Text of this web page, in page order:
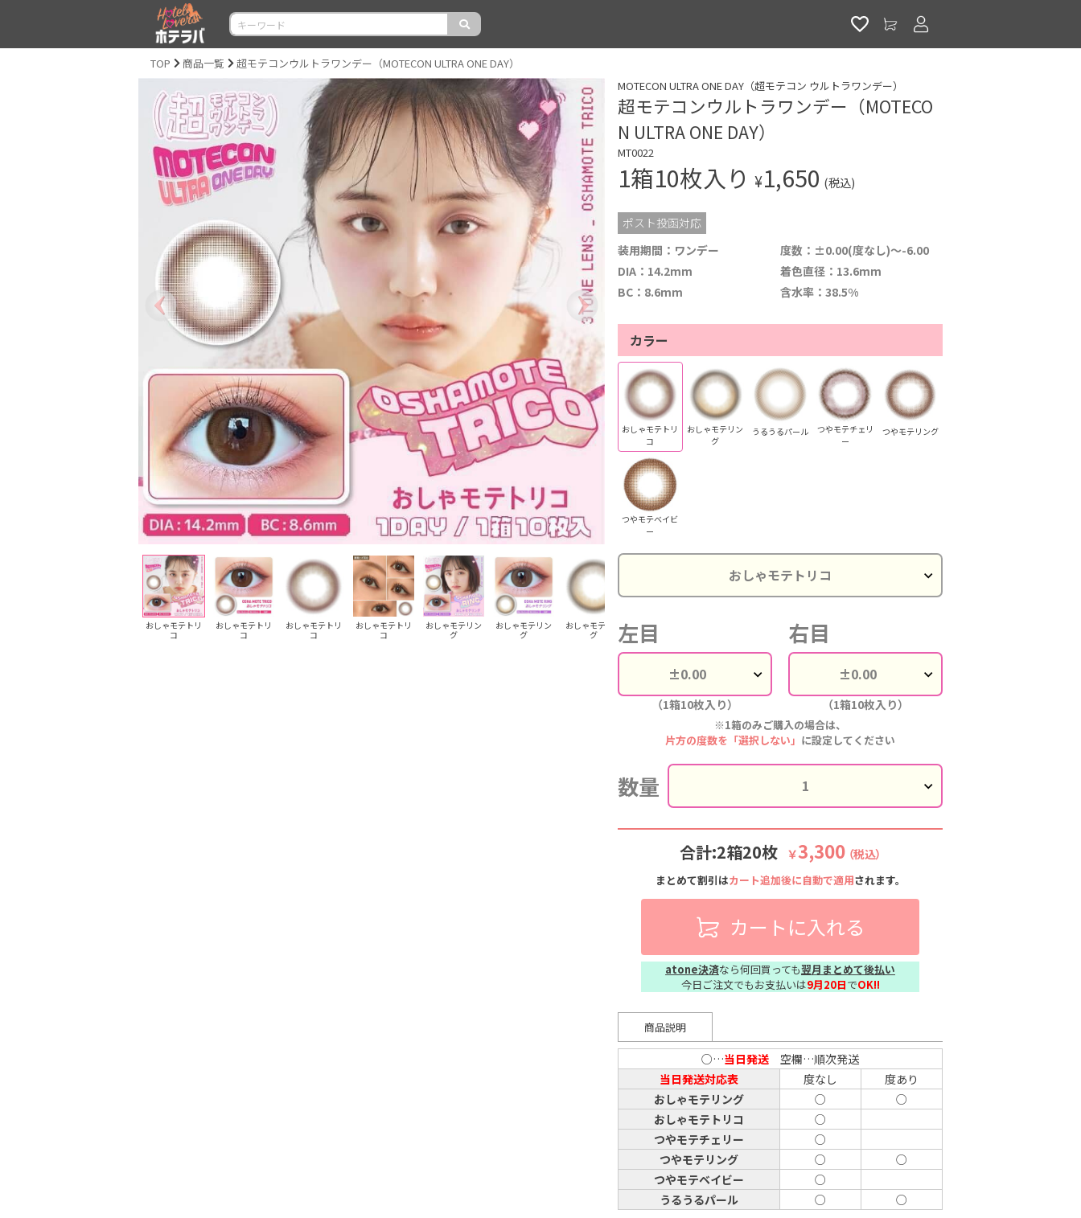
TOP 商品一覧 超モテコンウルトラワンデー（MOTECON ULTRA ONE DAY）
おしゃモテトリ
コ
おしゃモテトリ
コ
おしゃモテトリ
コ
おしゃモテトリ
コ
おしゃモテリン
グ
おしゃモテリン
グ
おしゃモテリン
グ
おしゃモテリン
うるうるパール
MOTECON ULTRA ONE DAY（超モテコン ウルトラワンデー）
超モテコンウルトラワンデー（MOTECO
N ULTRA ONE DAY）
MT0022
1箱10枚入り ¥1,650 (税込)
ポスト投函対応
装用期間：ワンデー
度数：±0.00(度なし)～-6.00
DIA：14.2mm
着色直径：13.6mm
BC：8.6mm
含水率：38.5%
カラー
おしゃモテトリ
コ
おしゃモテリン
グ
うるうるパール
つやモテチェリ
ー
つやモテリング
つやモテベイビ
ー
左目
（1箱10枚入り）
右目
（1箱10枚入り）
※1箱のみご購入の場合は、
片方の度数を「選択しない」 に設定してください
数量
合計:2箱20枚 ￥3,300 （税込）
まとめて割引はカート追加後に自動で適用されます。
カートに入れる
atone決済なら何回買っても翌月まとめて後払い
今日ご注文でもお支払いは9月20日でOK!!
商品説明
○…当日発送 空欄…順次発送
当日発送対応表
度なし
度あり
おしゃモテリング
○
○
おしゃモテトリコ
○
つやモテチェリー
○
つやモテリング
○
○
つやモテベイビー
○
うるうるパール
○
○